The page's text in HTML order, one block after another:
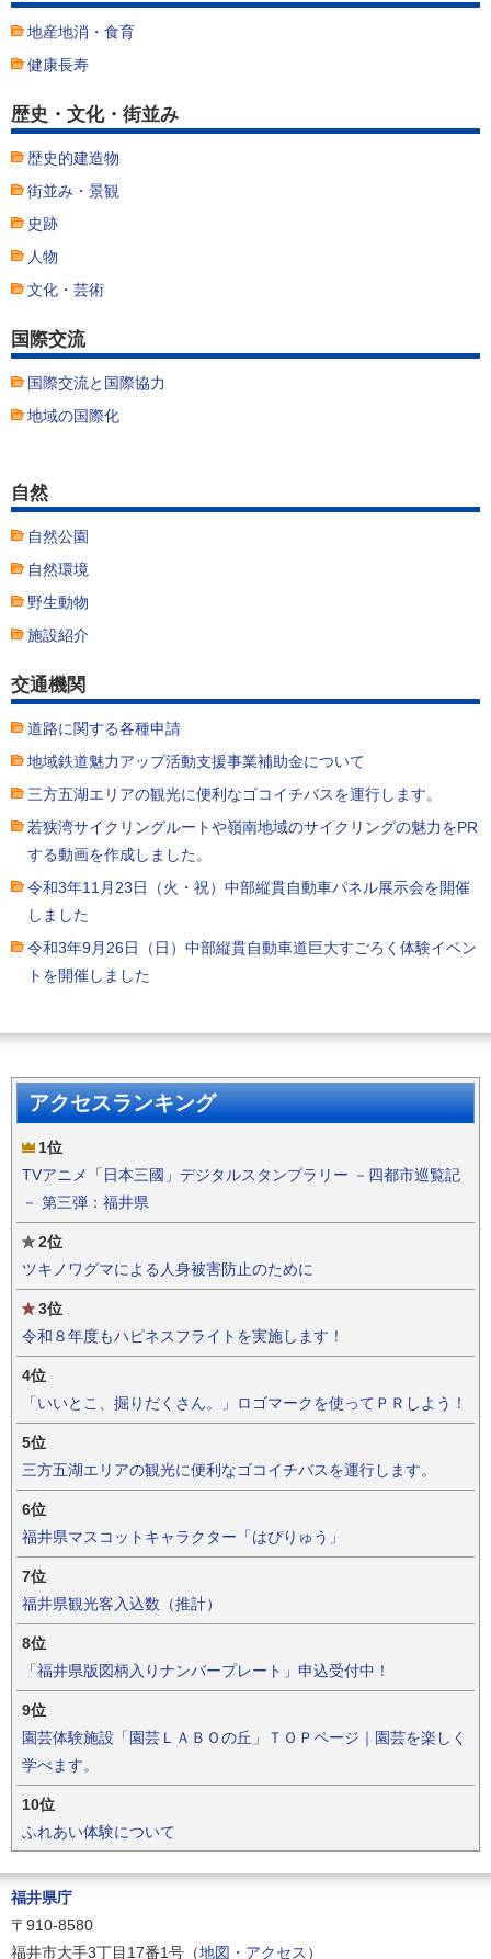
地産地消・食育
健康長寿
歴史・文化・街並み
歴史的建造物
街並み・景観
史跡
人物
文化・芸術
国際交流
国際交流と国際協力
地域の国際化
自然
自然公園
自然環境
野生動物
施設紹介
交通機関
道路に関する各種申請
地域鉄道魅力アップ活動支援事業補助金について
三方五湖エリアの観光に便利なゴコイチバスを運行します。
若狭湾サイクリングルートや嶺南地域のサイクリングの魅力をPR
する動画を作成しました。
令和3年11月23日（火・祝）中部縦貫自動車パネル展示会を開催
しました
令和3年9月26日（日）中部縦貫自動車道巨大すごろく体験イベン
トを開催しました
アクセスランキング
1位
TVアニメ「日本三國」デジタルスタンプラリー －四都市巡覧記
－ 第三弾：福井県
2位
ツキノワグマによる人身被害防止のために
3位
令和８年度もハピネスフライトを実施します！
4位
「いいとこ、掘りだくさん。」ロゴマークを使ってＰＲしよう！
5位
三方五湖エリアの観光に便利なゴコイチバスを運行します。
6位
福井県マスコットキャラクター「はぴりゅう」
7位
福井県観光客入込数（推計）
8位
「福井県版図柄入りナンバープレート」申込受付中！
9位
園芸体験施設「園芸ＬＡＢＯの丘」ＴＯＰページ｜園芸を楽しく
学べます。
10位
ふれあい体験について
福井県庁
〒910-8580
福井市大手3丁目17番1号（地図・アクセス ）